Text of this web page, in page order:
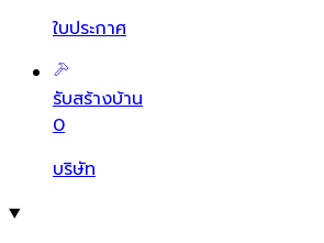
ใบประกาศ
รับสร้างบ้าน
0
บริษัท